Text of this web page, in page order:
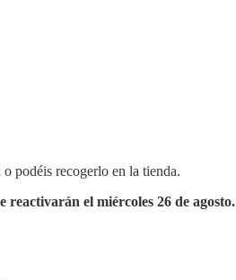
o podéis recogerlo en la tienda.
reactivarán el miércoles 26 de agosto.